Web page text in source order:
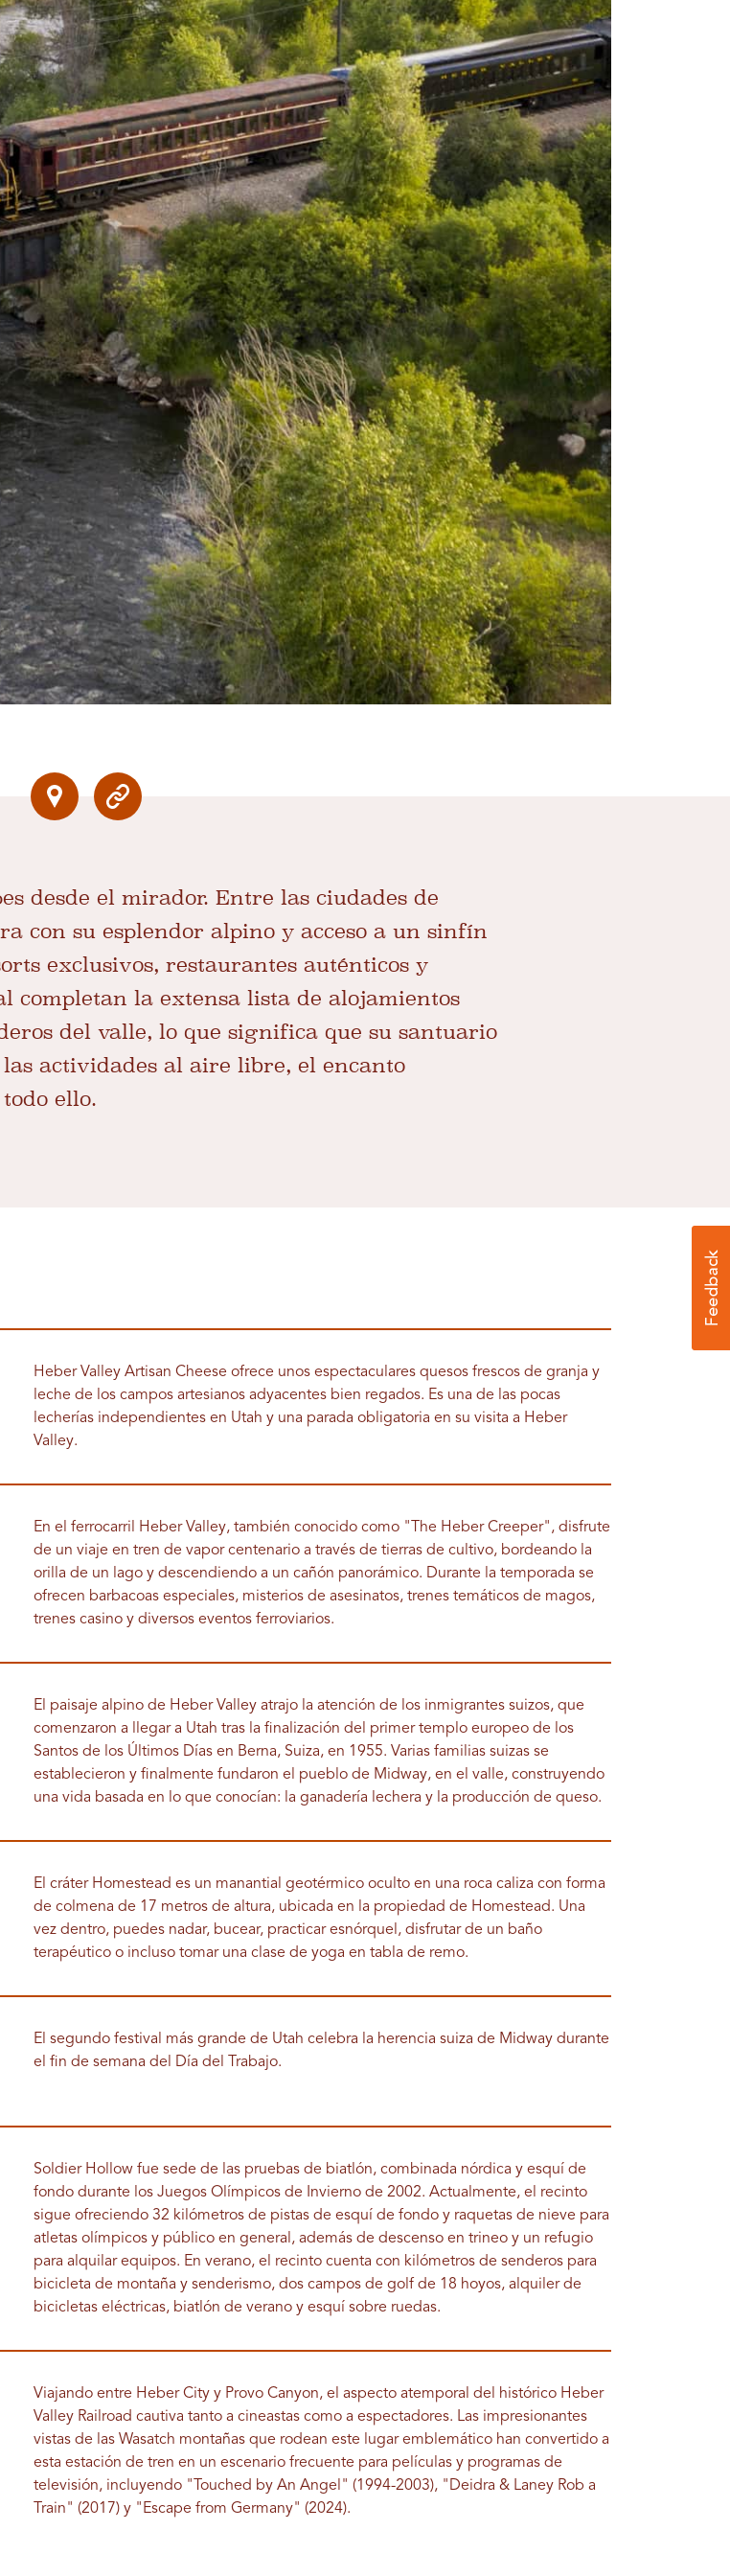
desde el mirador. Entre las ciudades de
con su esplendor alpino y acceso a un sinfín
exclusivos, restaurantes auténticos y
completan la extensa lista de alojamientos
del valle, lo que significa que su santuario
actividades al aire libre, el encanto
ello.
Heber Valley Artisan Cheese ofrece unos espectaculares quesos frescos de granja y
leche de los campos artesianos adyacentes bien regados. Es una de las pocas
lecherías independientes en Utah y una parada obligatoria en su visita a Heber
Valley.
En el ferrocarril Heber Valley, también conocido como "The Heber Creeper", disfrute
de un viaje en tren de vapor centenario a través de tierras de cultivo, bordeando la
orilla de un lago y descendiendo a un cañón panorámico. Durante la temporada se
ofrecen barbacoas especiales, misterios de asesinatos, trenes temáticos de magos,
trenes casino y diversos eventos ferroviarios.
El paisaje alpino de Heber Valley atrajo la atención de los inmigrantes suizos, que
comenzaron a llegar a Utah tras la finalización del primer templo europeo de los
Santos de los Últimos Días en Berna, Suiza, en 1955. Varias familias suizas se
establecieron y finalmente fundaron el pueblo de Midway, en el valle, construyendo
una vida basada en lo que conocían: la ganadería lechera y la producción de queso.
El cráter Homestead es un manantial geotérmico oculto en una roca caliza con forma
de colmena de 17 metros de altura, ubicada en la propiedad de Homestead. Una
vez dentro, puedes nadar, bucear, practicar esnórquel, disfrutar de un baño
terapéutico o incluso tomar una clase de yoga en tabla de remo.
El segundo festival más grande de Utah celebra la herencia suiza de Midway durante
el fin de semana del Día del Trabajo.
Soldier Hollow fue sede de las pruebas de biatlón, combinada nórdica y esquí de
fondo durante los Juegos Olímpicos de Invierno de 2002. Actualmente, el recinto
sigue ofreciendo 32 kilómetros de pistas de esquí de fondo y raquetas de nieve para
atletas olímpicos y público en general, además de descenso en trineo y un refugio
para alquilar equipos. En verano, el recinto cuenta con kilómetros de senderos para
bicicleta de montaña y senderismo, dos campos de golf de 18 hoyos, alquiler de
bicicletas eléctricas, biatlón de verano y esquí sobre ruedas.
Viajando entre Heber City y Provo Canyon, el aspecto atemporal del histórico Heber
Valley Railroad cautiva tanto a cineastas como a espectadores. Las impresionantes
vistas de las Wasatch montañas que rodean este lugar emblemático han convertido a
esta estación de tren en un escenario frecuente para películas y programas de
televisión, incluyendo "Touched by An Angel" (1994-2003), "Deidra & Laney Rob a
Train" (2017) y "Escape from Germany" (2024).